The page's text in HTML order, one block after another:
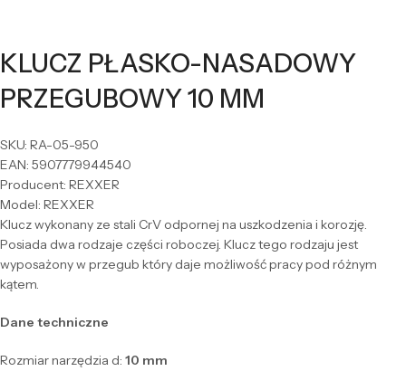
KLUCZ PŁASKO-NASADOWY
PRZEGUBOWY 10 MM
SKU: RA-05-950
EAN: 5907779944540
Producent: REXXER
Model: REXXER
Klucz wykonany ze stali CrV odpornej na uszkodzenia i korozję.
Posiada dwa rodzaje części roboczej. Klucz tego rodzaju jest
wyposażony w przegub który daje możliwość pracy pod różnym
kątem.
Dane techniczne
Rozmiar narzędzia d: 10 mm